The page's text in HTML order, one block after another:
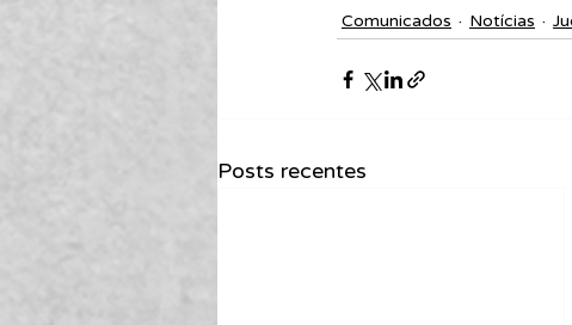
Comunicados Notícias
Posts recentes